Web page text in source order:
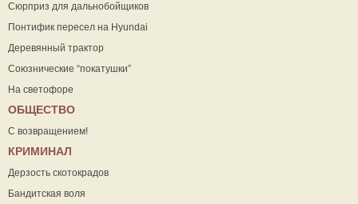
Сюрприз для дальнобойщиков
Понтифик пересел на Hyundai
Деревянный трактор
Союзнические “покатушки”
На светофоре
ОБЩЕСТВО
С возвращением!
КРИМИНАЛ
Дерзость скотокрадов
Бандитская воля